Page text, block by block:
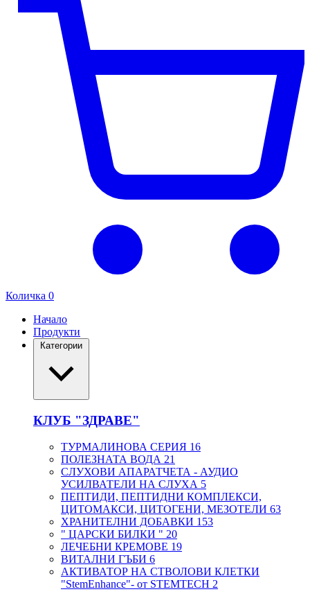
Количка 0
Начало
Продукти
Категории
КЛУБ "ЗДРАВЕ"
ТУРМАЛИНОВА СЕРИЯ 16
ПОЛЕЗНАТА ВОДА 21
СЛУХОВИ АПАРАТЧЕТА - АУДИО
УСИЛВАТЕЛИ НА СЛУХА 5
ПЕПТИДИ, ПЕПТИДНИ КОМПЛЕКСИ,
ЦИТОМАКСИ, ЦИТОГЕНИ, МЕЗОТЕЛИ 63
ХРАНИТЕЛНИ ДОБАВКИ 153
" ЦАРСКИ БИЛКИ " 20
ЛЕЧЕБНИ КРЕМОВЕ 19
ВИТАЛНИ ГЪБИ 6
АКТИВАТОР НА СТВОЛОВИ КЛЕТКИ
"StemEnhance"- от STEMTECH 2